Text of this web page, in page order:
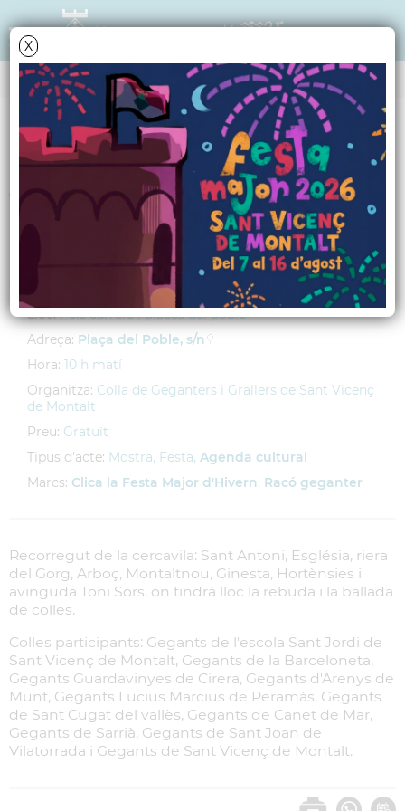
X
AGENDA
Diumenge20 gener 2013
Trobada de Geagants
i Capgrossos
Lloc: Pels carrers i places del poble
Adreça: Plaça del Poble, s/n
Hora: 10 h matí
Organitza: Colla de Geganters i Grallers de Sant Vicenç
de Montalt
Preu: Gratuït
Tipus d'acte: Mostra, Festa, Agenda cultural
Marcs: Clica la Festa Major d'Hivern, Racó geganter
Recorregut de la cercavila: Sant Antoni, Església, riera
del Gorg, Arboç, Montaltnou, Ginesta, Hortènsies i
avinguda Toni Sors, on tindrà lloc la rebuda i la ballada
de colles.
Colles participants: Gegants de l'escola Sant Jordi de
Sant Vicenç de Montalt, Gegants de la Barceloneta,
Gegants Guardavinyes de Cirera, Gegants d'Arenys de
Munt, Gegants Lucius Marcius de Peramàs, Gegants
de Sant Cugat del vallès, Gegants de Canet de Mar,
Gegants de Sarrià, Gegants de Sant Joan de
Vilatorrada i Gegants de Sant Vicenç de Montalt.